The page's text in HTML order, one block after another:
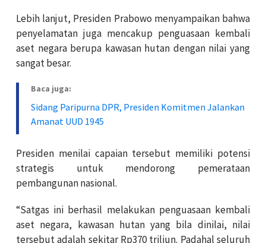
Lebih lanjut, Presiden Prabowo menyampaikan bahwa
penyelamatan juga mencakup penguasaan kembali
aset negara berupa kawasan hutan dengan nilai yang
sangat besar.
Baca juga:
Sidang Paripurna DPR, Presiden Komitmen Jalankan
Amanat UUD 1945
Presiden menilai capaian tersebut memiliki potensi
strategis untuk mendorong pemerataan
pembangunan nasional.
“Satgas ini berhasil melakukan penguasaan kembali
aset negara, kawasan hutan yang bila dinilai, nilai
tersebut adalah sekitar Rp370 triliun. Padahal seluruh